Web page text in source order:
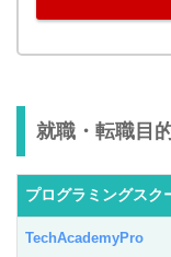
就職・転職目
プログラミングスク
TechAcademyPro